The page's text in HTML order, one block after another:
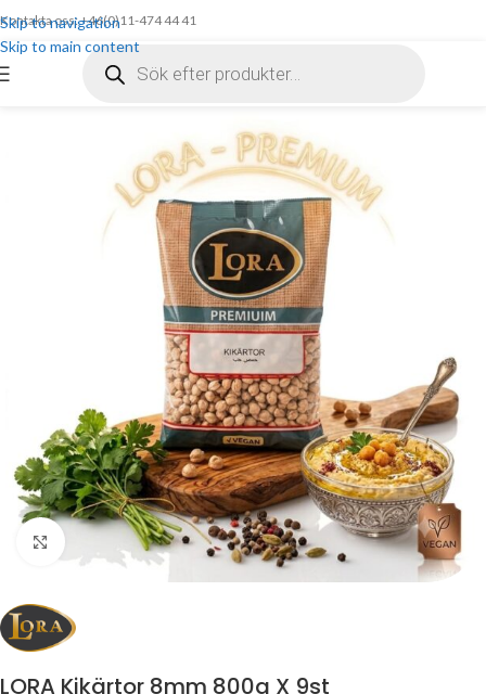
Skip to navigation
Skip to main content
Kontakta oss: +46(0)11-474 44 41
Click to enlarge
LORA Kikärtor 8mm 800g X 9st